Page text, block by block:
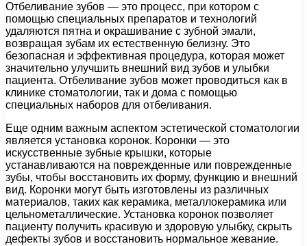
Отбеливание зубов — это процесс, при котором с
помощью специальных препаратов и технологий
удаляются пятна и окрашивание с зубной эмали,
возвращая зубам их естественную белизну. Это
безопасная и эффективная процедура, которая может
значительно улучшить внешний вид зубов и улыбки
пациента. Отбеливание зубов может проводиться как в
клинике стоматологии, так и дома с помощью
специальных наборов для отбеливания.
Еще одним важным аспектом эстетической стоматологии
является установка коронок. Коронки — это
искусственные зубные крышки, которые
устанавливаются на поврежденные или поврежденные
зубы, чтобы восстановить их форму, функцию и внешний
вид. Коронки могут быть изготовлены из различных
материалов, таких как керамика, металлокерамика или
цельнометаллические. Установка коронок позволяет
пациенту получить красивую и здоровую улыбку, скрыть
дефекты зубов и восстановить нормальное жевание.